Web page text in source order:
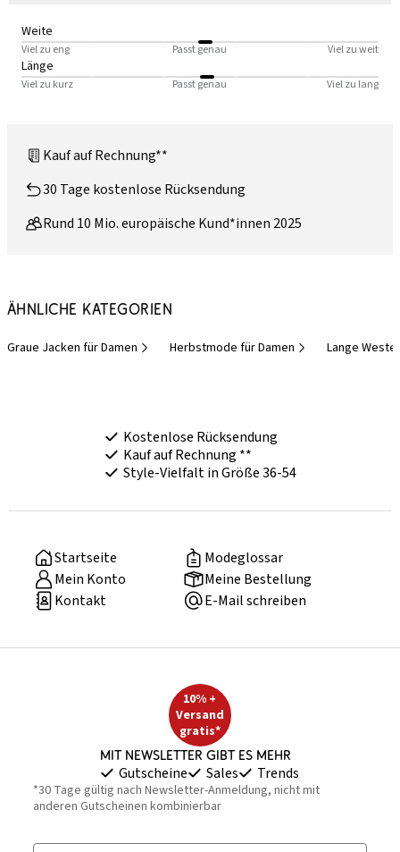
Weite
Viel zu eng Passt genau Viel zu weit
Länge
Viel zu kurz Passt genau Viel zu lang
Kauf auf Rechnung**
30 Tage kostenlose Rücksendung
Rund 10 Mio. europäische Kund*innen 2025
Ähnliche Kategorien
Graue Jacken für Damen Herbstmode für Damen Lange
Kostenlose Rücksendung
Kauf auf Rechnung **
Style-Vielfalt in Größe 36-54
Startseite
Modeglossar
Mein Konto
Meine Bestellung
Kontakt
E-Mail schreiben
10% +
Versand
gratis*
Mit Newsletter gibt es mehr
Gutscheine Sales Trends
*30 Tage gültig nach Newsletter-Anmeldung, nicht mit
anderen Gutscheinen kombinierbar